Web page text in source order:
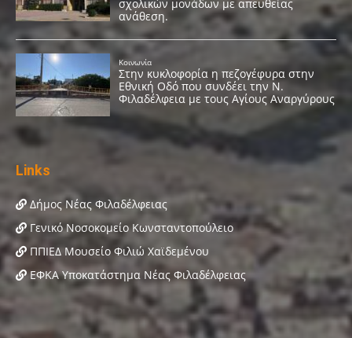
Links
Δήμος Νέας Φιλαδέλφειας
Γενικό Νοσοκομείο Κωνσταντοπούλειο
ΠΠΙΕΔ Μουσείο Φιλιώ Χαϊδεμένου
ΕΦΚΑ Υποκατάστημα Νέας Φιλαδέλφειας